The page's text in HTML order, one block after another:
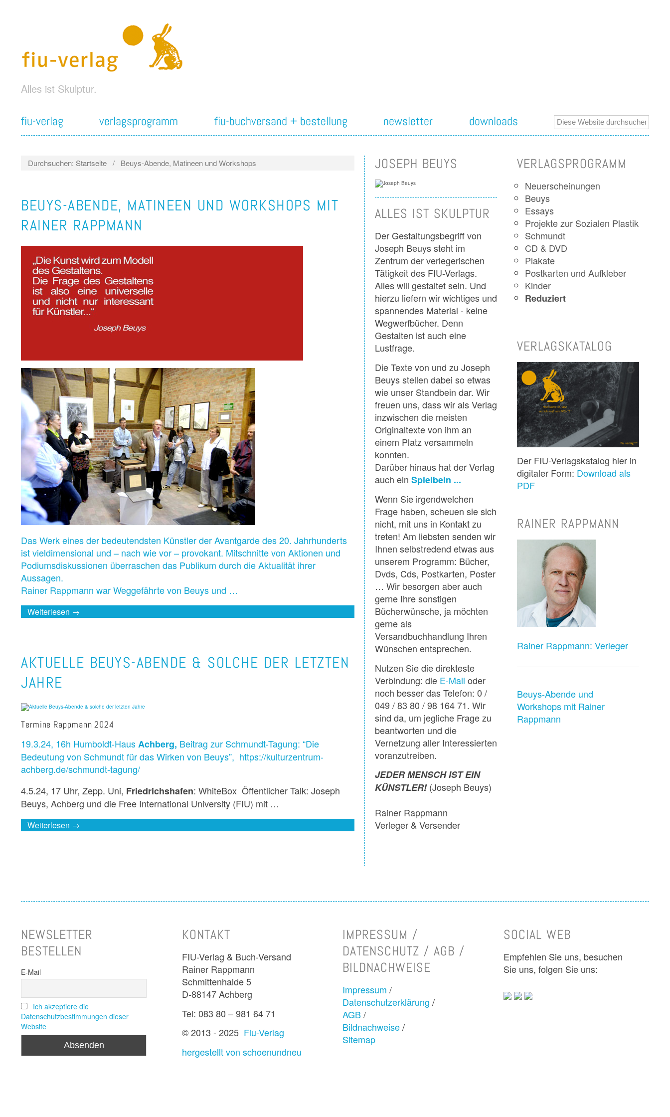
Alles ist Skulptur.
fiu-verlag verlagsprogramm fiu-buchversand + bestellung newsletter downloads
Durchsuchen: Startseite / Beuys-Abende, Matineen und Workshops
BEUYS-ABENDE, MATINEEN UND WORKSHOPS MIT
RAINER RAPPMANN
Das Werk eines der bedeutendsten Künstler der Avantgarde des 20. Jahrhunderts
ist vieldimensional und – nach wie vor – provokant. Mitschnitte von Aktionen und
Podiumsdiskussionen überraschen das Publikum durch die Aktualität ihrer
Aussagen.
Rainer Rappmann war Weggefährte von Beuys und …
Weiterlesen →
AKTUELLE BEUYS-ABENDE & SOLCHE DER LETZTEN
JAHRE
Termine Rappmann 2024
19.3.24, 16h Humboldt-HausAchberg, Beitrag zur Schmundt-Tagung: “Die
Bedeutung von Schmundt für das Wirken von Beuys”, https://kulturzentrum-
achberg.de/schmundt-tagung/
4.5.24, 17 Uhr, Zepp. Uni, Friedrichshafen: WhiteBox Öffentlicher Talk: Joseph
Beuys, Achberg und die Free International University (FIU) mit …
Weiterlesen →
JOSEPH BEUYS
ALLES IST SKULPTUR
Der Gestaltungsbegriff von
Joseph Beuys steht im
Zentrum der verlegerischen
Tätigkeit des FIU-Verlags.
Alles will gestaltet sein. Und
hierzu liefern wir wichtiges und
spannendes Material - keine
Wegwerfbücher. Denn
Gestalten ist auch eine
Lustfrage.
Die Texte von und zu Joseph
Beuys stellen dabei so etwas
wie unser Standbein dar. Wir
freuen uns, dass wir als Verlag
inzwischen die meisten
Originaltexte von ihm an
einem Platz versammeln
konnten.
Darüber hinaus hat der Verlag
auch ein Spielbein ...
Wenn Sie irgendwelchen
Frage haben, scheuen sie sich
nicht, mit uns in Kontakt zu
treten! Am liebsten senden wir
Ihnen selbstredend etwas aus
unserem Programm: Bücher,
Dvds, Cds, Postkarten, Poster
… Wir besorgen aber auch
gerne Ihre sonstigen
Bücherwünsche, ja möchten
gerne als
Versandbuchhandlung Ihren
Wünschen entsprechen.
Nutzen Sie die direkteste
Verbindung: die E-Mail oder
noch besser das Telefon: 0 /
049 / 83 80 / 98 164 71. Wir
sind da, um jegliche Frage zu
beantworten und die
Vernetzung aller Interessierten
voranzutreiben.
JEDER MENSCH IST EIN
KÜNSTLER!(Joseph Beuys)
Rainer Rappmann
Verleger & Versender
VERLAGSPROGRAMM
Neuerscheinungen
Beuys
Essays
Projekte zur Sozialen Plastik
Schmundt
CD & DVD
Plakate
Postkarten und Aufkleber
Kinder
Reduziert
VERLAGSKATALOG
Der FIU-Verlagskatalog hier in
digitaler Form: Download als
PDF
RAINER RAPPMANN
Rainer Rappmann: Verleger
Beuys-Abende und
Workshops mit Rainer
Rappmann
NEWSLETTER
BESTELLEN
E-Mail
Ich akzeptiere die
Datenschutzbestimmungen dieser
Website
KONTAKT
FIU-Verlag & Buch-Versand
Rainer Rappmann
Schmittenhalde 5
D-88147 Achberg
Tel: 083 80 – 981 64 71
© 2013 - 2025 Fiu-Verlag
hergestellt von schoenundneu
IMPRESSUM /
DATENSCHUTZ / AGB /
BILDNACHWEISE
Impressum /
Datenschutzerklärung /
AGB/
Bildnachweise/
Sitemap
SOCIAL WEB
Empfehlen Sie uns, besuchen
Sie uns, folgen Sie uns: